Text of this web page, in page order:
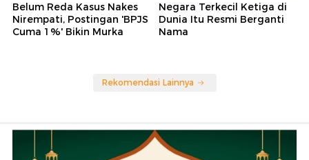
Belum Reda Kasus Nakes
Nirempati, Postingan 'BPJS
Cuma 1%' Bikin Murka
Negara Terkecil Ketiga di
Dunia Itu Resmi Berganti
Nama
Rekomendasi Lainnya